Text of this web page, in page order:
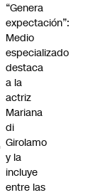
“Genera
expectación”:
Medio
especializado
destaca
a la
actriz
Mariana
di
Girolamo
y la
incluye
entre las